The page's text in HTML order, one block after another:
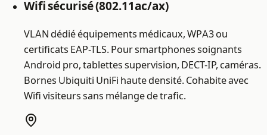
Wifi sécurisé (802.11ac/ax)
VLAN dédié équipements médicaux, WPA3 ou
certificats EAP-TLS. Pour smartphones soignants
Android pro, tablettes supervision, DECT-IP, caméras.
Bornes Ubiquiti UniFi haute densité. Cohabite avec
Wifi visiteurs sans mélange de trafic.